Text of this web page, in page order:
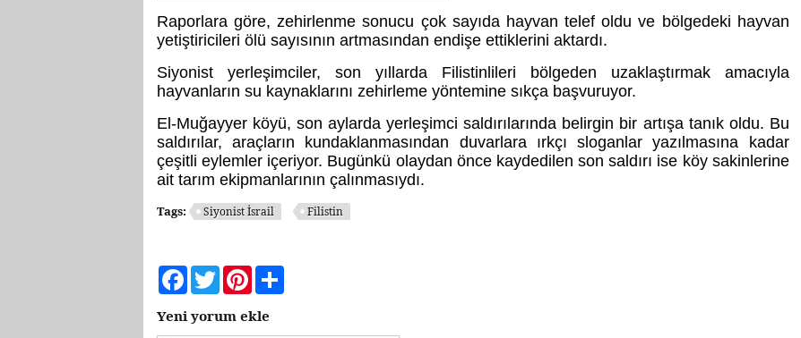
Raporlara göre, zehirlenme sonucu çok sayıda hayvan telef oldu ve bölgedeki hayvan
yetiştiricileri ölü sayısının artmasından endişe ettiklerini aktardı.
Siyonist yerleşimciler, son yıllarda Filistinlileri bölgeden uzaklaştırmak amacıyla
hayvanların su kaynaklarını zehirleme yöntemine sıkça başvuruyor.
El-Muğayyer köyü, son aylarda yerleşimci saldırılarında belirgin bir artışa tanık oldu. Bu
saldırılar, araçların kundaklanmasından duvarlara ırkçı sloganlar yazılmasına kadar
çeşitli eylemler içeriyor. Bugünkü olaydan önce kaydedilen son saldırı ise köy sakinlerine
ait tarım ekipmanlarının çalınmasıydı.
Tags: Siyonist İsrail Filistin
FacebookTwitterPinterest
Yeni yorum ekle